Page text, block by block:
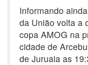
Informando
da União volta a
copa AMOG na
cidade de
de Juruaia as